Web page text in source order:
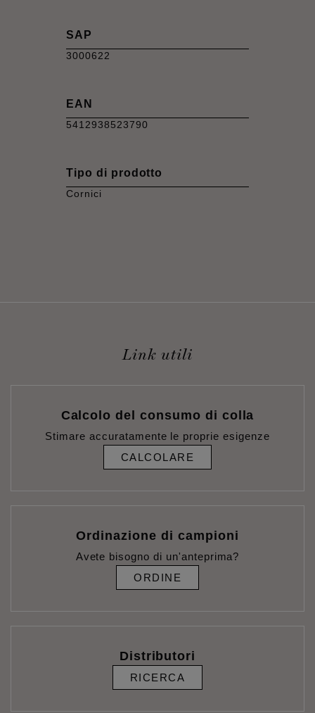
SAP
3000622
EAN
5412938523790
Tipo di prodotto
Cornici
Link utili
Calcolo del consumo di colla
Stimare accuratamente le proprie esigenze
CALCOLARE
Ordinazione di campioni
Avete bisogno di un'anteprima?
ORDINE
Distributori
RICERCA